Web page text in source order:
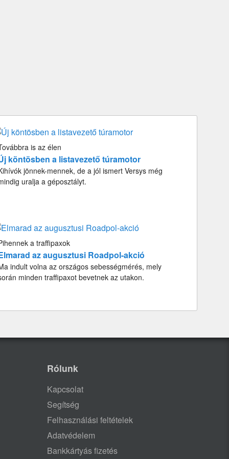
is az élen
köntösben a listavezető túramotor
jönnek-mennek, de a jól ismert Versys még
uralja a géposztályt.
a traffipaxok
az augusztusi Roadpol-akció
indult volna az országos sebességmérés, mely
minden traffipaxot bevetnek az utakon.
Rólunk
Kapcsolat
Segítség
Felhasználási feltételek
Adatvédelem
Bankkártyás fizetés